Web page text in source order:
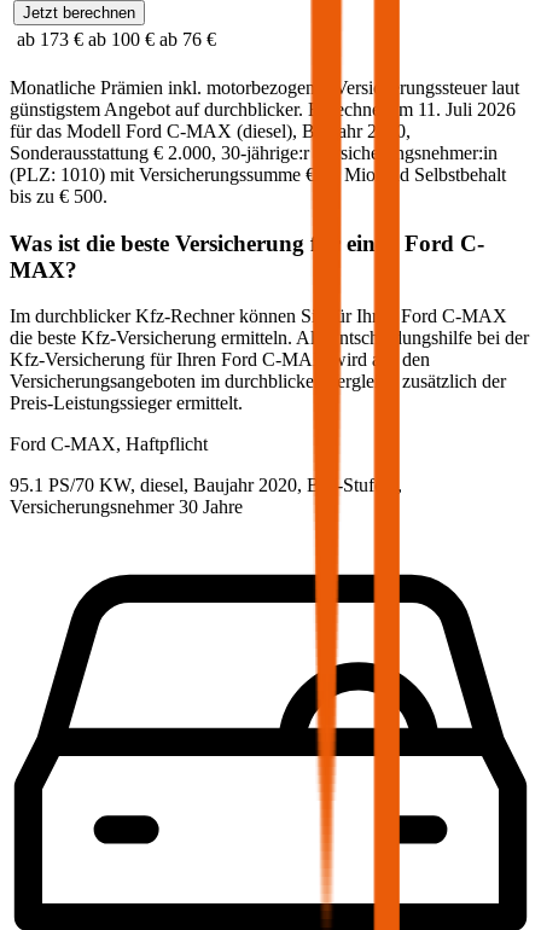
Jetzt berechnen
ab 173 € ab 100 € ab 76 €
Monatliche Prämien inkl. motorbezogener Versicherungssteuer laut
günstigstem Angebot auf durchblicker. Berechnet am 11. Juli 2026
für das Modell Ford C-MAX (diesel), Baujahr 2020,
Sonderausstattung € 2.000, 30-jährige:rVersicherungsnehmer:in
(PLZ: 1010) mit Versicherungssumme € 20 Mio und Selbstbehalt
bis zu € 500.
Was ist die beste Versicherung für einen Ford C-
MAX?
Im durchblicker Kfz-Rechner können Sie für Ihren Ford C-MAX
die beste Kfz-Versicherung ermitteln. Als Entscheidungshilfe bei der
Kfz-Versicherung für Ihren Ford C-MAX
wird aus den
Versicherungsangeboten im durchblicker Vergleich zusätzlich der
Preis-Leistungssieger ermittelt.
Ford C-MAX, Haftpflicht
95.1 PS/70 KW, diesel, Baujahr 2020, BM-Stufe
,
Versicherungsnehmer 30 Jahre